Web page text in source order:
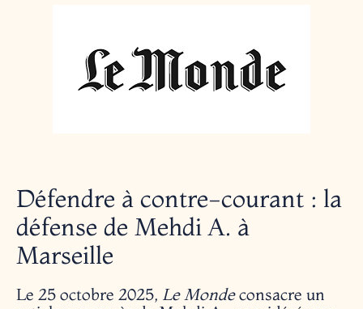
Défendre à contre-courant : la
défense de Mehdi A. à
Marseille
Le 25 octobre 2025, Le Mondeconsacre un